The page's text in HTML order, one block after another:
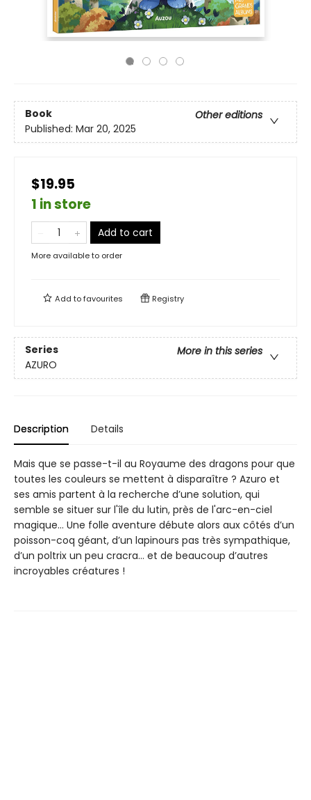
Book
Other editions
Published: Mar 20, 2025
$19.95
1 in store
Add to cart
More available to order
Add tofavourites Registry
Series
More in this series
AZURO
Description Details
Mais que se passe-t-il au Royaume des dragons pour que
toutes les couleurs se mettent à disparaître ? Azuro et
ses amis partent à la recherche d’une solution, qui
semble se situer sur l'île du lutin, près de l'arc-en-ciel
magique… Une folle aventure débute alors aux côtés d’un
poisson-coq géant, d’un lapinours pas très sympathique,
d’un poltrix un peu cracra… et de beaucoup d’autres
incroyables créatures !